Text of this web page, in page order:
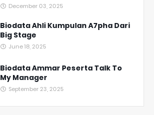
December 03, 2025
Biodata Ahli Kumpulan A7pha Dari
Big Stage
June 18, 2025
Biodata Ammar Peserta Talk To
My Manager
September 23, 2025